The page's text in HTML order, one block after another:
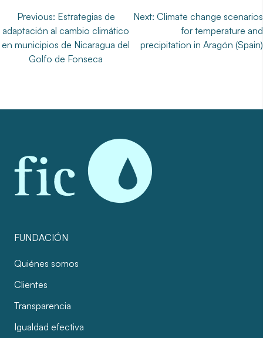
Navegación
de
entradas
Previous: Estrategias de
adaptación al cambio climático
en municipios de Nicaragua del
Golfo de Fonseca
Next: Climate change scenarios
for temperature and
precipitation in Aragón (Spain)
FUNDACIÓN
Quiénes somos
Clientes
Transparencia
Igualdad efectiva